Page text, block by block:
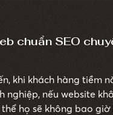
chuẩn SEO
khi khách hàng tiềm
nghiệp, nếu website
họ sẽ không bao